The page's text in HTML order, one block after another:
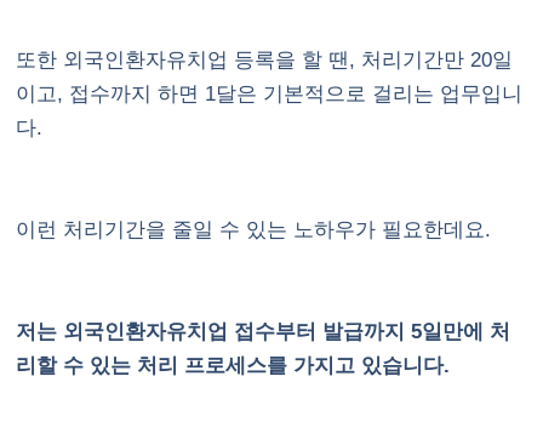
또한 외국인환자유치업 등록을 할 땐, 처리기간만 20일
이고, 접수까지 하면 1달은 기본적으로 걸리는 업무입니
다.
이런 처리기간을 줄일 수 있는 노하우가 필요한데요.
저는 외국인환자유치업 접수부터 발급까지 5일만에 처
리할 수 있는 처리 프로세스를 가지고 있습니다.